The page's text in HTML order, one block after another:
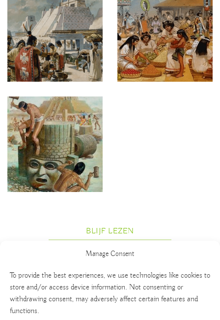
Manage Consent
To provide the best experiences, we use technologies like cookies to
store and/or access device information. Not consenting or
withdrawing consent, may adversely affect certain features and
functions.
BLIJF LEZEN